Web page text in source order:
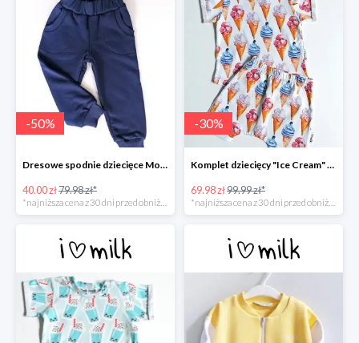
-50%
Dresowe spodnie dziecięce Monaco Navy -50%
40.00 zł79.98 zł*
-30%
Komplet dziecięcy "Ice Cream" -30%
69.98 zł99.99 zł*